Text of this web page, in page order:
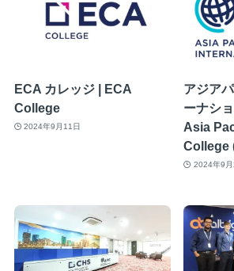
ECA カレッジ | ECA
College
2024年9月11日
アジア
ーナシ
Asia
College
2024年9月